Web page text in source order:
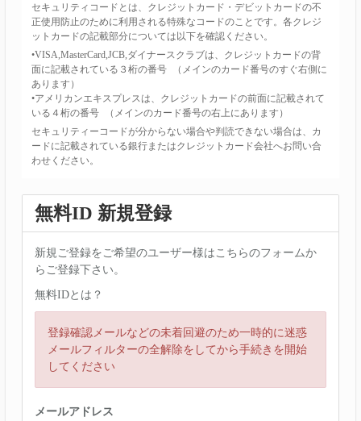
セキュリティコードとは、クレジットカード・デビットカードの不
正使用防止のために利用される特殊なコードのことです。各クレジ
ットカードの記載部分については以下を確認ください。
•VISA,MasterCard,JCB,ダイナースクラブは、クレジットカードの背
面に記載されている３桁の番号 （メインのカード番号のすぐ右側に
あります）
•アメリカンエキスプレスは、クレジットカードの前面に記載されて
いる４桁の番号 （メインのカード番号の右上にあります）
セキュリティーコードが分からない場合や判読できない場合は、カ
ードに記載されている銀行またはクレジットカード会社へお問い合
わせください。
無料ID 新規登録
新規ご登録をご希望のユーザー様はこちらのフォームか
らご登録下さい。
無料IDとは？
登録確認メールなどの未着回避のため一時的に迷惑
メールフィルターの全解除をしてから手続きを開始
してください
メールアドレス